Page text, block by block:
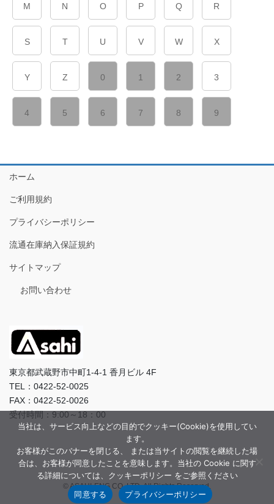
M N O P Q R
S T U V W X
Y Z 0 1 2 3
4 5 6 7 8 9
ホーム
ご利用規約
プライバシーポリシー
流通在庫納入保証規約
サイトマップ
お問い合わせ
東京都武蔵野市中町1-4-1 香月ビル 4F
TEL：0422-52-0025
FAX：0422-52-0026
受付時間：9:00～18：00
© ASAHI-ENG CO.,LTD. All Rights Reserved.
当社は、サービス向上などの目的でクッキー(Cookie)を使用してい
ます。
お客様がこのバナーを閉じる、 または当サイトの閲覧を継続した場
合は、お客様が同意したことを意味します。当社の Cookie に関す
る詳細については、クッキーポリシー をご参照ください
同意する
プライバシーポリシー